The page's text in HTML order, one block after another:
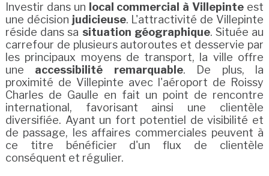
Investir dans un local commercial à Villepinte est
une décision judicieuse. L'attractivité de Villepinte
réside dans sa situation géographique. Située au
carrefour de plusieurs autoroutes et desservie par
les principaux moyens de transport, la ville offre
une accessibilité remarquable. De plus, la
proximité de Villepinte avec l'aéroport de Roissy
Charles de Gaulle en fait un point de rencontre
international, favorisant ainsi une clientèle
diversifiée. Ayant un fort potentiel de visibilité et
de passage, les affaires commerciales peuvent à
ce titre bénéficier d'un flux de clientèle
conséquent et régulier.